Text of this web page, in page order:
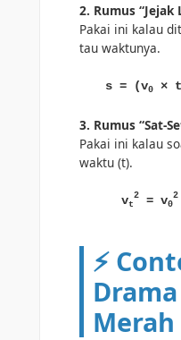
2. Rumus
Pakai ini kalau
tau waktunya.
s = (v0 ×
3. Rumus “Sat-
Pakai ini kalau
waktu (t).
vt
2 = v0
2
⚡
Merah